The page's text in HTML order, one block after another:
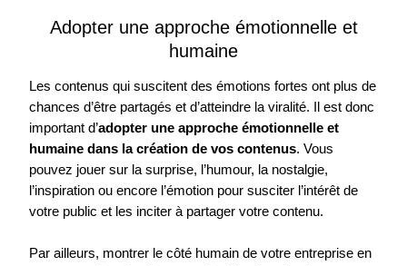
Adopter une approche émotionnelle et
humaine
Les contenus qui suscitent des émotions fortes ont plus de
chances d’être partagés et d’atteindre la viralité. Il est donc
important d’adopter une approche émotionnelle et
humaine dans la création de vos contenus. Vous
pouvez jouer sur la surprise, l’humour, la nostalgie,
l’inspiration ou encore l’émotion pour susciter l’intérêt de
votre public et les inciter à partager votre contenu.
Par ailleurs, montrer le côté humain de votre entreprise en